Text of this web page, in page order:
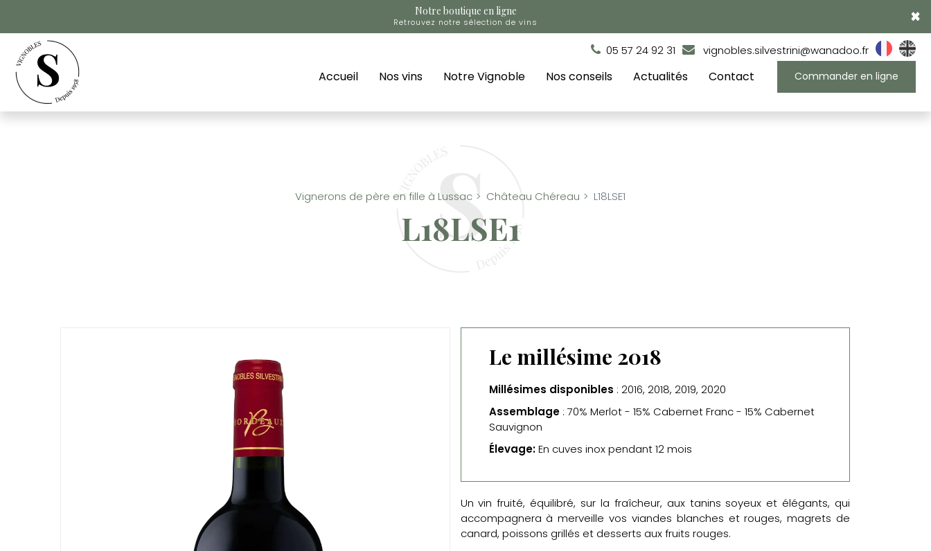
Notre boutique en ligne
Retrouvez notre sélection de vins ×
05 57 24 92 31 vignobles.silvestrini@wanadoo.fr
Accueil Nos vins Notre Vignoble Nos conseils Actualités Contact Commander en ligne
Vignerons de père en fille à Lussac Château Chéreau L18LSE1
L18LSE1
Le millésime 2018
Millésimes disponibles : 2016, 2018, 2019, 2020
Assemblage : 70% Merlot - 15% Cabernet Franc - 15% Cabernet
Sauvignon
Élevage:En cuves inox pendant 12 mois
Un vin fruité, équilibré, sur la fraîcheur, aux tanins soyeux et élégants, qui
accompagnera à merveille vos viandes blanches et rouges, magrets de
canard, poissons grillés et desserts aux fruits rouges.